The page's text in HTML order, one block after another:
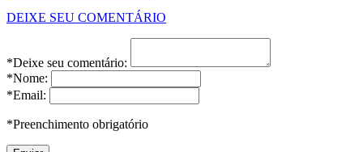
DEIXE SEU COMENTÁRIO
*Deixe seu comentário:
*Nome:
*Email:
*Preenchimento obrigatório